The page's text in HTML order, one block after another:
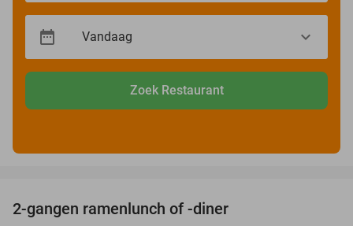
Zoek Restaurant
2-gangen ramenlunch of -diner